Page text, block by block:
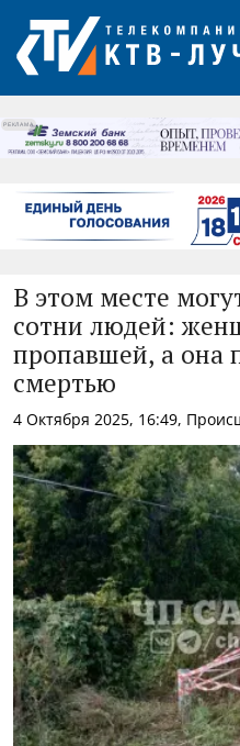
РЕКЛАМА
В этом месте
сотни людей:
пропавшей, а она
смертью
4 Октября 2025, 16:49,